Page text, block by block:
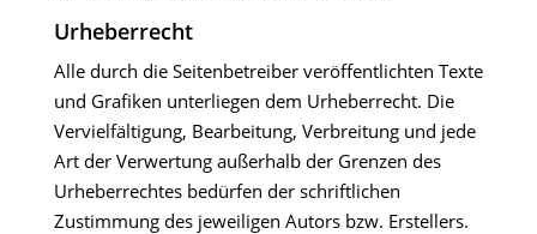
Urheberrecht
Alle durch die Seitenbetreiber veröffentlichten Texte
und Grafiken unterliegen dem Urheberrecht. Die
Vervielfältigung, Bearbeitung, Verbreitung und jede
Art der Verwertung außerhalb der Grenzen des
Urheberrechtes bedürfen der schriftlichen
Zustimmung des jeweiligen Autors bzw. Erstellers.